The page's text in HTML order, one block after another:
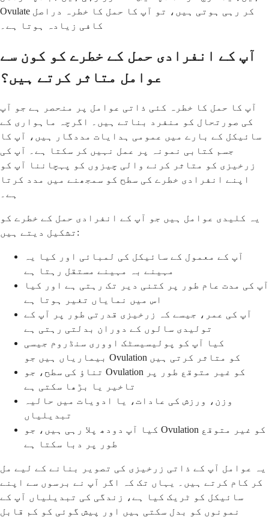
Ovulate کر رہی ہوتی ہیں، تو آپ کا حمل کا خطرہ دراصل
کافی زیادہ ہوتا ہے۔
آپ کے انفرادی حمل کے خطرے کو کون سے
عوامل متاثر کرتے ہیں؟
آپ کا حمل کا خطرہ کئی ذاتی عوامل پر منحصر ہے جو آپ
کی صورتحال کو منفرد بناتے ہیں۔ اگرچہ ماہواری کے
سائیکل کے بارے میں عمومی ہدایات مددگار ہیں، آپ کا
جسم کتابی نمونہ پر عمل نہیں کر سکتا ہے۔ آپ کی
زرخیزی کو متاثر کرنے والی چیزوں کو پہچاننا آپ کو
اپنے انفرادی خطرے کی سطح کو سمجھنے میں مدد کرتا
ہے۔
یہ کلیدی عوامل ہیں جو آپ کے انفرادی حمل کے خطرے کو
تشکیل دیتے ہیں:
آپ کے معمول کے سائیکل کی لمبائی اور کیا یہ
مہینے بہ مہینے مستقل رہتا ہے
آپ کی مدت عام طور پر کتنی دیر تک رہتی ہے اور کیا
اس میں نمایاں تغیر ہوتا ہے
آپ کی عمر، جیسے کہ زرخیزی قدرتی طور پر آپ کے
تولیدی سالوں کے دوران بدلتی رہتی ہے
کیا آپ کو پولیسیسٹک اووری سنڈروم جیسی
بیماریاں ہیں جو Ovulation کو متاثر کرتی ہیں
تناؤ کی سطح، جو Ovulation کو غیر متوقع طور پر
تاخیر یا بڑھا سکتی ہے
وزن، ورزش کی عادات، یا ادویات میں حالیہ
تبدیلیاں
کیا آپ دودھ پلا رہی ہیں، جو Ovulation کو غیر متوقع
طور پر دبا سکتا ہے
یہ عوامل آپ کے ذاتی زرخیزی کی تصویر بنانے کے لیے مل
کر کام کرتے ہیں۔ یہاں تک کہ اگر آپ نے برسوں سے اپنے
سائیکل کو ٹریک کیا ہے، زندگی کی تبدیلیاں آپ کے
نمونوں کو بدل سکتی ہیں اور پیش گوئی کو کم قابل